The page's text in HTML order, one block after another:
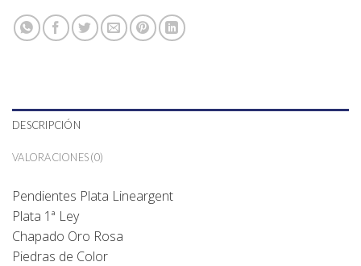
DESCRIPCIÓN
VALORACIONES (0)
Pendientes Plata Lineargent
Plata 1ª Ley
Chapado Oro Rosa
Piedras de Color